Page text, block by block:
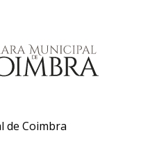
de Coimbra